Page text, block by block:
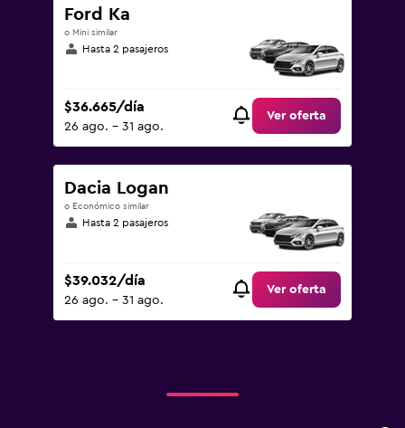
Ford Ka
o Mini similar
Hasta 2 pasajeros
$36.665/día
26 ago. - 31 ago.
Ver oferta
Dacia Logan
o Económico similar
Hasta 2 pasajeros
$39.032/día
26 ago. - 31 ago.
Ver oferta